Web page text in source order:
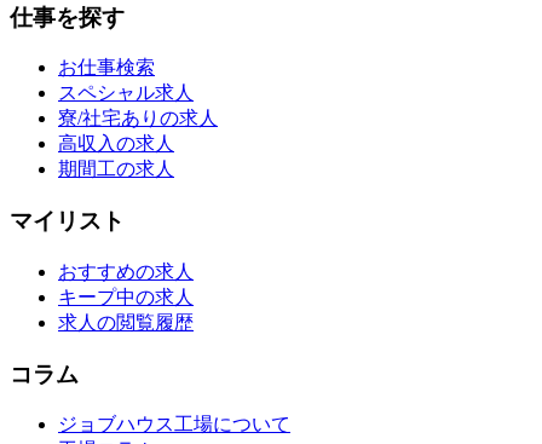
仕事を探す
お仕事検索
スペシャル求人
寮/社宅ありの求人
高収入の求人
期間工の求人
マイリスト
おすすめの求人
キープ中の求人
求人の閲覧履歴
コラム
ジョブハウス工場について